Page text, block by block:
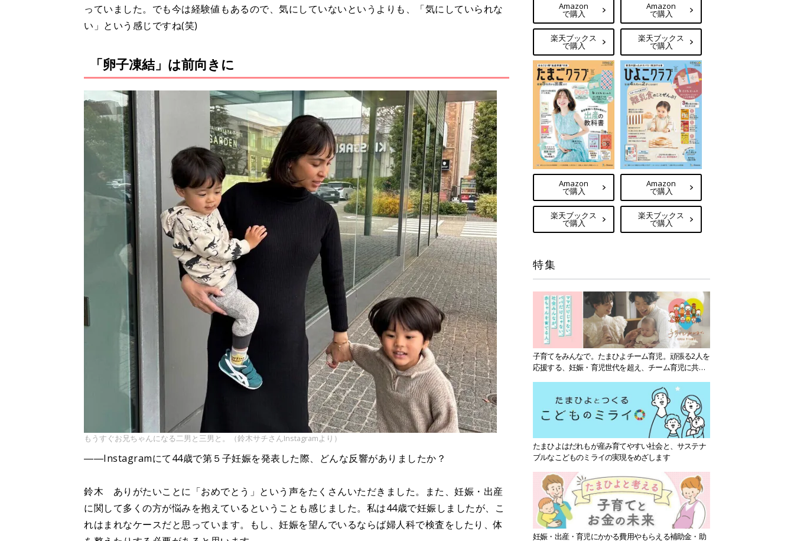
っていました。でも今は経験値もあるので、気にしていないというよりも、「気にしていられな
い」という感じですね(笑)
「卵子凍結」は前向きに
もうすぐお兄ちゃんになる二男と三男と。（鈴木サチさんInstagramより）
――Instagramにて44歳で第５子妊娠を発表した際、どんな反響がありましたか？
鈴木 ありがたいことに「おめでとう」という声をたくさんいただきました。また、妊娠・出産
に関して多くの方が悩みを抱えているということも感じました。私は44歳で妊娠しましたが、こ
れはまれなケースだと思っています。もし、妊娠を望んでいるならば婦人科で検査をしたり、体
Amazon
で購入
楽天ブックス
で購入
Amazon
で購入
楽天ブックス
で購入
Amazon
で購入
楽天ブックス
で購入
Amazon
で購入
楽天ブックス
で購入
特集
子育てをみんなで。たまひよチーム育児。頑張る2人を
応援する、妊娠・育児世代を超え、チーム育児に共感
たまひよはだれもが産み育てやすい社会と、サステナ
ブルなこどものミライの実現をめざします
妊娠・出産・育児にかかる費用やもらえる補助金・助